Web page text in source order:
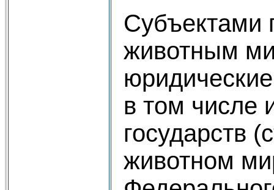
Субъектами
животным
в том числе
государств
животном